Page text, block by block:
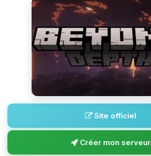
Site officiel
Créer mon serveur